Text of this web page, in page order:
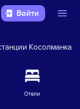
Войти
Косолманка
Отели